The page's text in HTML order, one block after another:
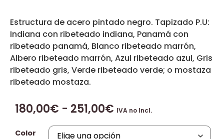
Estructura de acero pintado negro. Tapizado P.U:
Indiana con ribeteado indiana, Panamá con
ribeteado panamá, Blanco ribeteado marrón,
Albero ribeteado marrón, Azul ribeteado azul, Gris
ribeteado gris, Verde ribeteado verde; o mostaza
ribeteado mostaza.
180,00€ - 251,00€ IVA no Incl.
Color